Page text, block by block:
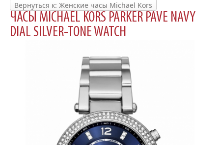
Вернуться к: Женские часы Michael Kors
ЧАСЫ MICHAEL KORS PARKER PAVE NAVY
DIAL SILVER-TONE WATCH